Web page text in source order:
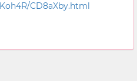
CD8aXby.html